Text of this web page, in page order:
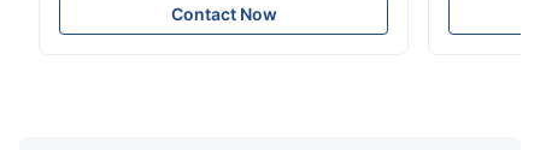
the energy improving device that helps to
reduce the cost of operation by saving the
Contact Now
reduce the